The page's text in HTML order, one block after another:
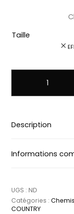
Taille
Description
Informations
UGS : ND
Catégories :
COUNTRY